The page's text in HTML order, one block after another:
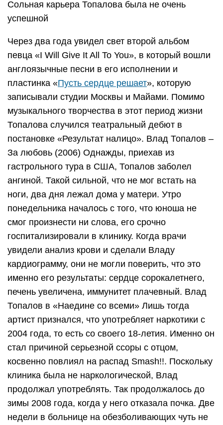
Сольная карьера Топалова была не очень
успешной
Через два года увидел свет второй альбом
певца «I Will Give It All To You», в который вошли
англоязычные песни в его исполнении и
пластинка «Пусть сердце решает», которую
записывали студии Москвы и Майами. Помимо
музыкального творчества в этот период жизни
Топалова случился театральный дебют в
постановке «Результат налицо». Влад Топалов –
За любовь (2006) Однажды, приехав из
гастрольного тура в США, Топалов заболел
ангиной. Такой сильной, что не мог встать на
ноги, два дня лежал дома у матери. Утро
понедельника началось с того, что юноша не
смог произнести ни слова, его срочно
госпитализировали в клинику. Когда врачи
увидели анализ крови и сделали Владу
кардиограмму, они не могли поверить, что это
именно его результаты: сердце сорокалетнего,
печень увеличена, иммунитет плачевный. Влад
Топалов в «Наедине со всеми» Лишь тогда
артист признался, что употребляет наркотики с
2004 года, то есть со своего 18-летия. Именно он
стал причиной серьезной ссоры с отцом,
косвенно повлиял на распад Smash!!. Поскольку
клиника была не наркологической, Влад
продолжал употреблять. Так продолжалось до
зимы 2008 года, когда у него отказала почка. Две
недели в больнице на обезболивающих чуть не